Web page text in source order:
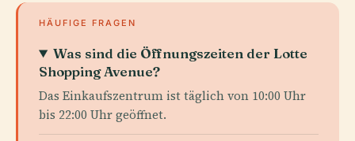
HÄUFIGE FRAGEN
Was sind die Öffnungszeiten der Lotte
Shopping Avenue?
Das Einkaufszentrum ist täglich von 10:00 Uhr
bis 22:00 Uhr geöffnet.